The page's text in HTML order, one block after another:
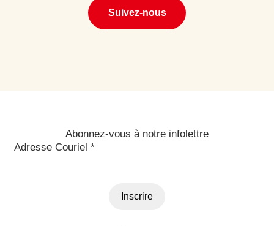
Suivez-nous
Abonnez-vous à notre infolettre
Adresse Couriel *